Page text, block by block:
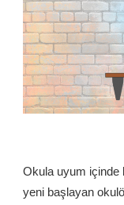
Okula uyum içinde
yeni başlayan